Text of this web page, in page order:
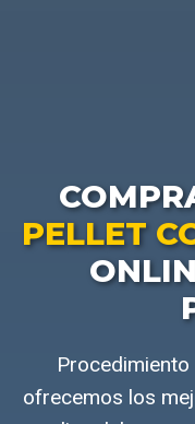
PELLET
ofrecemos los